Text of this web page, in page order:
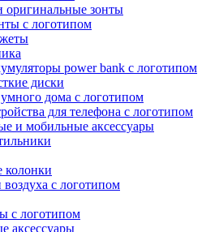
зонты
с логотипом
power bank с логотипом
диски
дома с логотипом
для телефона с логотипом
и мобильные аксессуары
колонки
с логотипом
с логотипом
аксессуары